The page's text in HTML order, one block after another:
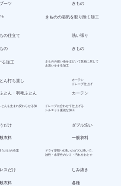
ーツ
を
きもの
きものの湿気を取り除く加工
の
る加工
の仕立て
きもの
きものの縫い糸をほどいて反物に戻して
水洗いをする加工
洗い張り
とん・羽毛ふとん
とんを生まれ変わらせる加
ん打ち直し
カーテン
ドレープに合わせて仕上げる
シルエット重視な加工
カーテン
ドレープ仕上げ
衣料
うだけの作業
だけ
一般衣料
ドライ溶剤+水洗いのダブル洗いで、
油性・水溶性のシミ・汚れをおとす
ダブル洗い
衣料
スだけ
各種
しみ抜き